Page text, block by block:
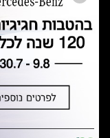
תקנון ימי מכירות 120 לכלמוביל
מצאו אותנו
אולמות תצוגה